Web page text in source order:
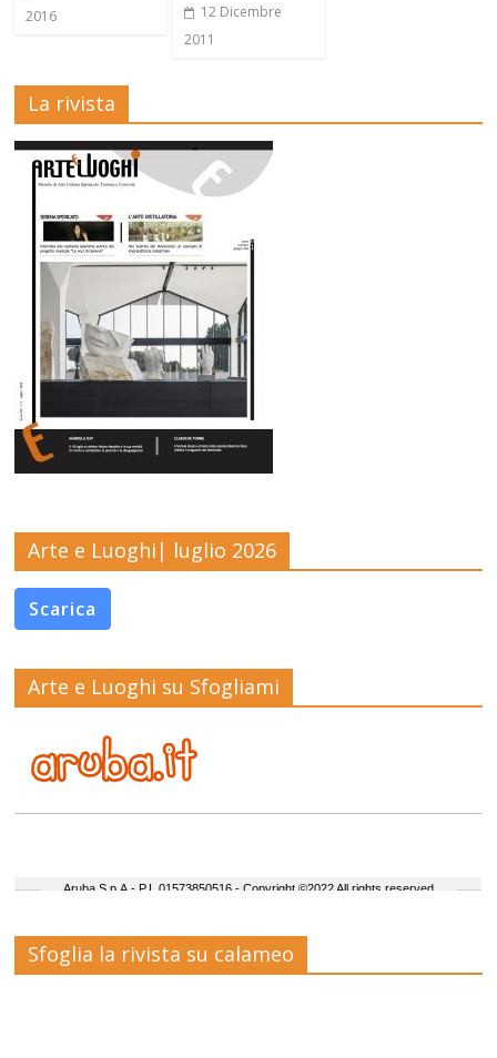
2016
12 Dicembre
2011
La rivista
Arte e Luoghi| luglio 2026
Scarica
Arte e Luoghi su Sfogliami
Sfoglia la rivista su calameo